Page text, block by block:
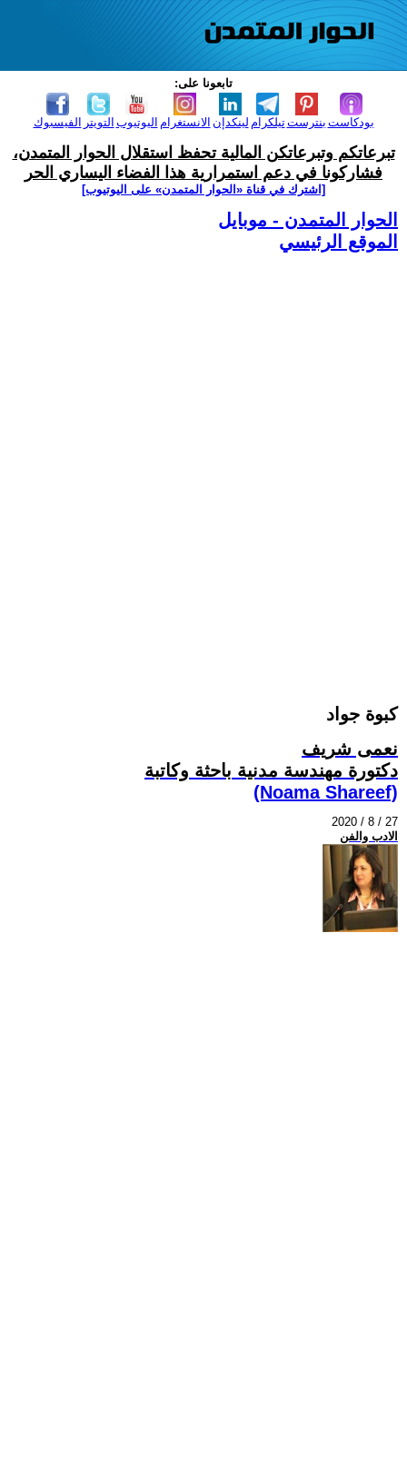
تابعونا على:
الفيسبوك التويتر اليوتيوب الانستغرام لينكدإن تيلكرامبنترست بودكاست
تبرعاتكم وتبرعاتكن المالية تحفظ استقلال الحوار المتمدن،
فشاركونا في دعم استمرارية هذا الفضاء اليساري الحر
[اشترك في قناة ‫«الحوار المتمدن» على اليوتيوب]
الحوار المتمدن - موبايل
الموقع الرئيسي
كبوة جواد
نعمى شريف
دكتورة مهندسة مدنية باحثة وكاتبة
(Noama Shareef)
2020 / 8 / 27
الادب والفن